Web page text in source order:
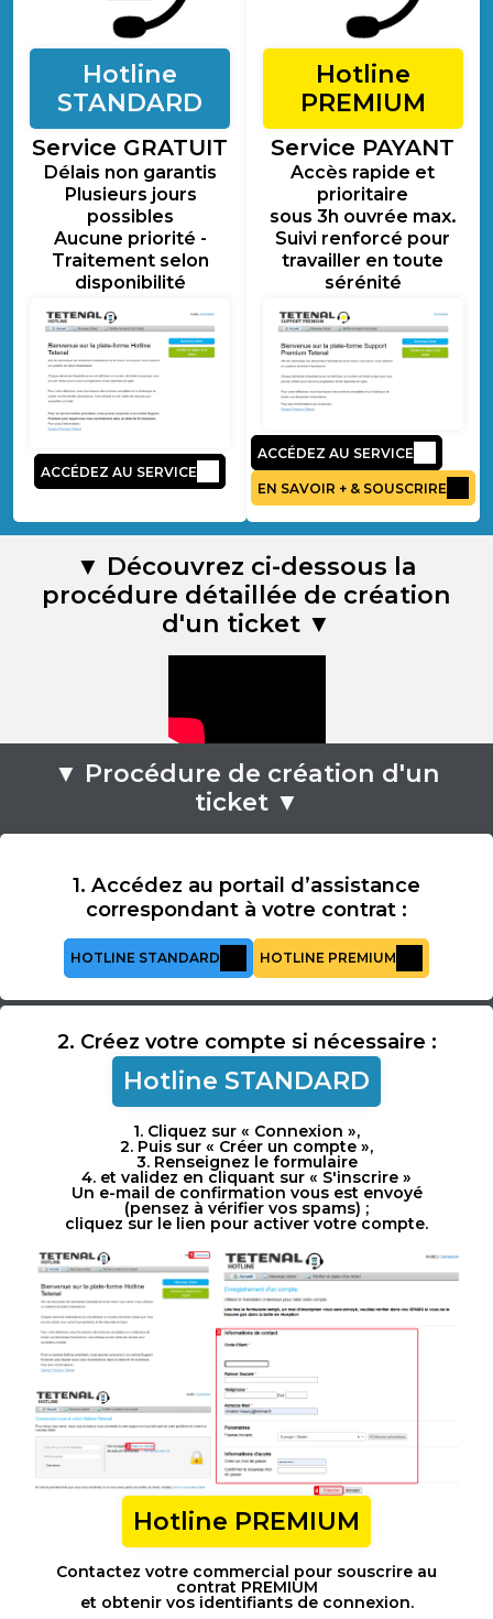
Hotline
STANDARD
Service GRATUIT
Délais non garantis
Plusieurs jours
possibles
Aucune priorité -
Traitement selon
disponibilité
ACCÉDEZ AU SERVICE
Hotline
PREMIUM
Service PAYANT
Accès rapide et
prioritaire
sous 3h ouvrée max.
Suivi renforcé pour
travailler en toute
sérénité
ACCÉDEZ AU SERVICE
EN SAVOIR + & SOUSCRIRE
▼ Découvrez ci-dessous la
procédure détaillée de création
d'un ticket ▼
▼ Procédure de création d'un
ticket ▼
1. Accédez au portail d’assistance
correspondant à votre contrat :
HOTLINE STANDARD HOTLINE PREMIUM
2. Créez votre compte si nécessaire :
Hotline STANDARD
1. Cliquez sur « Connexion »,
2. Puis sur « Créer un compte »,
3. Renseignez le formulaire
4. et validez en cliquant sur « S'inscrire »
Un e-mail de confirmation vous est envoyé
(pensez à vérifier vos spams) ;
cliquez sur le lien pour activer votre compte.
Hotline PREMIUM
Contactez votre commercial pour souscrire au
contrat PREMIUM
et obtenir vos identifiants de connexion.